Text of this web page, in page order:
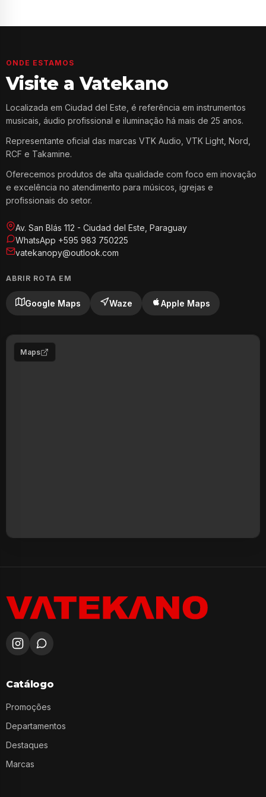
ONDE ESTAMOS
Visite a Vatekano
Localizada em Ciudad del Este, é referência em instrumentos
musicais, áudio profissional e iluminação há mais de 25 anos.
Representante oficial das marcas VTK Audio, VTK Light, Nord,
RCF e Takamine.
Oferecemos produtos de alta qualidade com foco em inovação
e excelência no atendimento para músicos, igrejas e
profissionais do setor.
Av. San Blás 112 - Ciudad del Este, Paraguay
WhatsApp +595 983 750225
vatekanopy@outlook.com
ABRIR ROTA EM
Google Maps Waze Apple Maps
Maps
Catálogo
Promoções
Departamentos
Destaques
Marcas